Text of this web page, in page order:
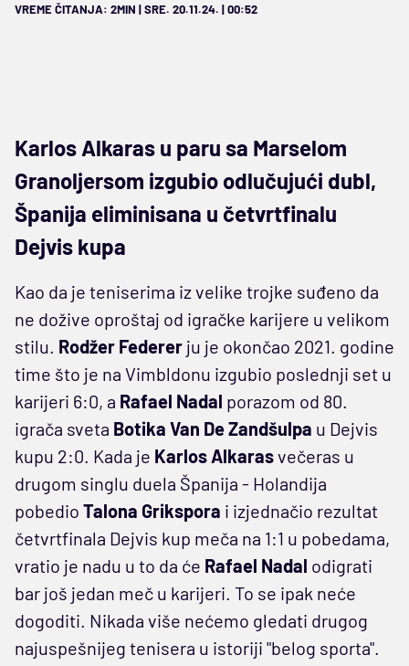
VREME ČITANJA: 2MIN | SRE. 20.11.24. | 00:52
Karlos Alkaras u paru sa Marselom
Granoljersom izgubio odlučujući dubl,
Španija eliminisana u četvrtfinalu
Dejvis kupa
Kao da je teniserima iz velike trojke suđeno da
ne dožive oproštaj od igračke karijere u velikom
stilu. Rodžer Federer ju je okončao 2021. godine
time što je na Vimbldonu izgubio poslednji set u
karijeri 6:0, a Rafael Nadal porazom od 80.
igrača sveta Botika Van De Zandšulpa u Dejvis
kupu 2:0. Kada je Karlos Alkarasvečeras u
drugom singlu duela Španija - Holandija
pobedio Talona Grikspora i izjednačio rezultat
četvrtfinala Dejvis kup meča na 1:1 u pobedama,
vratio je nadu u to da će Rafael Nadal odigrati
bar još jedan meč u karijeri. To se ipak neće
dogoditi. Nikada više nećemo gledati drugog
najuspešnijeg tenisera u istoriji "belog sporta".